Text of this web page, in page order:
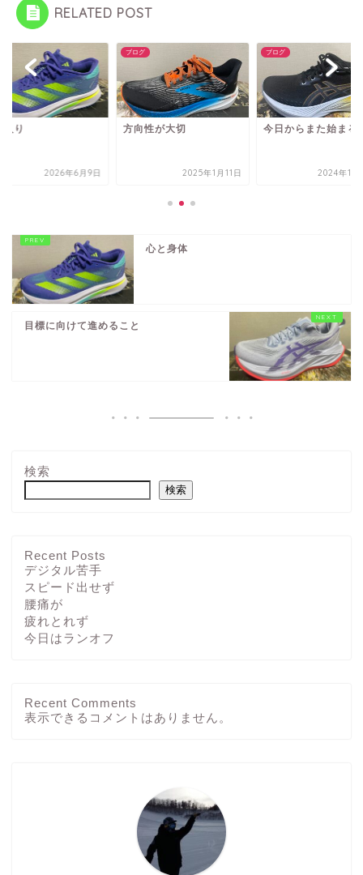
RELATED POST
入り
2026年6月9日
ブログ
方向性が大切
2025年1月11日
ブログ
今日からまた始まる
2024年11
心と身体
目標に向けて進めること
検索
検索
Recent Posts
デジタル苦手
スピード出せず
腰痛が
疲れとれず
今日はランオフ
Recent Comments
表示できるコメントはありません。